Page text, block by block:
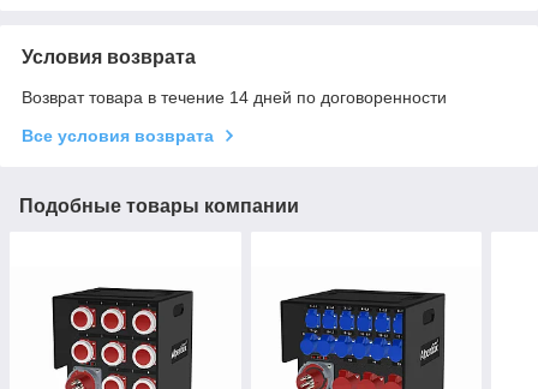
Условия возврата
Возврат товара в течение 14 дней по договоренности
Все условия возврата
Подобные товары компании